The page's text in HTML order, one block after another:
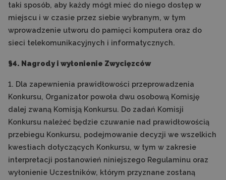
taki sposób, aby każdy mógł mieć do niego dostęp w
miejscu i w czasie przez siebie wybranym, w tym
wprowadzenie utworu do pamięci komputera oraz do
sieci telekomunikacyjnych i informatycznych.
§4. Nagrody i wyłonienie Zwycięzców
1. Dla zapewnienia prawidłowości przeprowadzenia
Konkursu, Organizator powoła dwu osobową Komisję
dalej zwaną Komisją Konkursu. Do zadań Komisji
Konkursu należeć będzie czuwanie nad prawidłowością
przebiegu Konkursu, podejmowanie decyzji we wszelkich
kwestiach dotyczących Konkursu, w tym w zakresie
interpretacji postanowień niniejszego Regulaminu oraz
wyłonienie Uczestników, którym przyznane zostaną